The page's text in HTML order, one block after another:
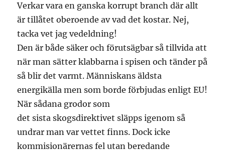
Verkar vara en ganska korrupt branch där allt
är tillåtet oberoende av vad det kostar. Nej,
tacka vet jag vedeldning!
Den är både säker och förutsägbar så tillvida att
när man sätter klabbarna i spisen och tänder på
så blir det varmt. Människans äldsta
energikälla men som borde förbjudas enligt EU!
När sådana grodor som
det sista skogsdirektivet släpps igenom så
undrar man var vettet finns. Dock icke
kommisionärernas fel utan beredande